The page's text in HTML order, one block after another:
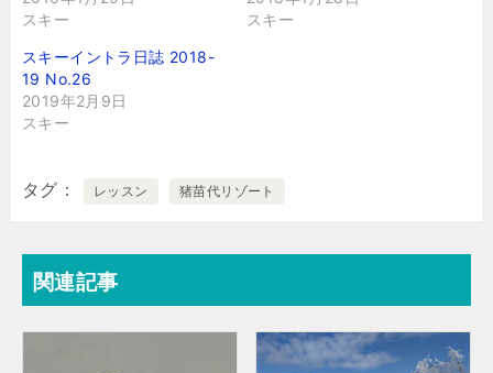
スキー
スキー
スキーイントラ日誌 2018-
19 No.26
2019年2月9日
スキー
タグ レッスン 猪苗代リゾート
関連記事